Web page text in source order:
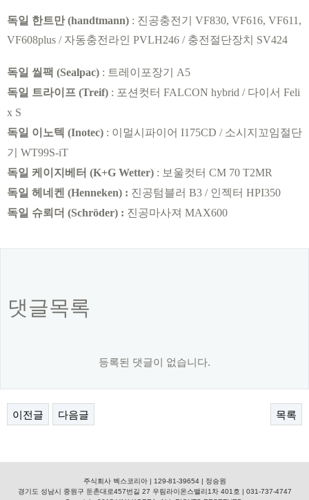
독일 한트만 (handtmann) : 진공충전기 VF830, VF616, VF611,
VF608plus / 자동충전라인 PVLH246 / 충전절단장치 SV424
독일 씰팩 (Sealpac) : 트레이포장기
A5
독일 트라이프 (Treif) : 포션컷터 FALCON hybrid / 다이서 Feli
x S
독일 이노텍 (Inotec) : 이멀시파이어 I175CD / 소시지꼬임절단
기
WT99S-iT
독일 케이지베터 (K+G Wetter) : 보울컷터 CM 70 T2MR
독일 헤네켄 (Henneken) : 진공텀블러 B3 / 인젝터 HPI350
독일 슈뢰더 (Schröder) : 진공마사져 MAX600
댓글목록
등록된 댓글이 없습니다.
이전글 다음글 목록
주식회사 벡스코리아 | 129-81-39654 | 정승원
경기도 성남시 중원구 둔촌대로457번길 27 우림라이온스밸리1차 401호 | 031-737-4747